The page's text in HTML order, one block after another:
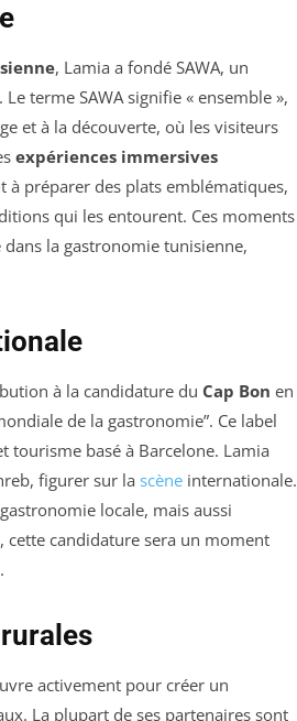
, Lamia a fondé SAWA, un
terme SAWA signifie « ensemble »,
et à la découverte, où les visiteurs
expériences immersives
à préparer des plats emblématiques,
qui les entourent. Ces moments
la gastronomie tunisienne,
à la candidature du Cap Bon en
de la gastronomie”. Ce label
basé à Barcelone. Lamia
figurer sur la scène internationale.
locale, mais aussi
cette candidature sera un moment
activement pour créer un
La plupart de ses partenaires sont